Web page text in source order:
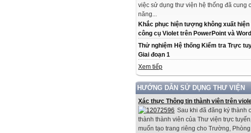
việc sử dụng thư viện hệ thống đã cung
năng...
Khắc phục hiện tượng không xuất hiện
công cụ Violet trên PowerPoint và Word
Thử nghiệm Hệ thống Kiểm tra Trực
Giai đoạn 1
Xem tiếp
HƯỚNG DẪN SỬ DỤNG THƯ VIỆN
Xác thực Thông tin thành viên trên
Sau khi đã đăng ký thành
thành thành viên của Thư viện trực
muốn tạo trang riêng cho Trường,